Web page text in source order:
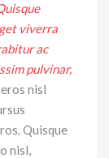
viverra
ac
pulvinar,
nisl
Quisque
nisl,